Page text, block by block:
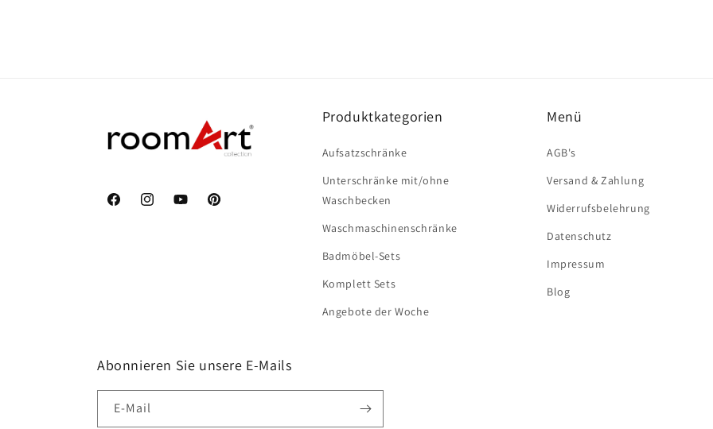
FacebookInstagramYouTubePinterest
Produktkategorien
Aufsatzschränke
Unterschränke mit/ohne
Waschbecken
Waschmaschinenschränke
Badmöbel-Sets
Komplett Sets
Angebote der Woche
Menü
AGB's
Versand & Zahlung
Widerrufsbelehrung
Datenschutz
Impressum
Blog
Abonnieren Sie unsere E-Mails
E-Mail